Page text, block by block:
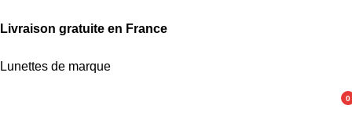
Livraison gratuite en France
Lunettes de marque
0